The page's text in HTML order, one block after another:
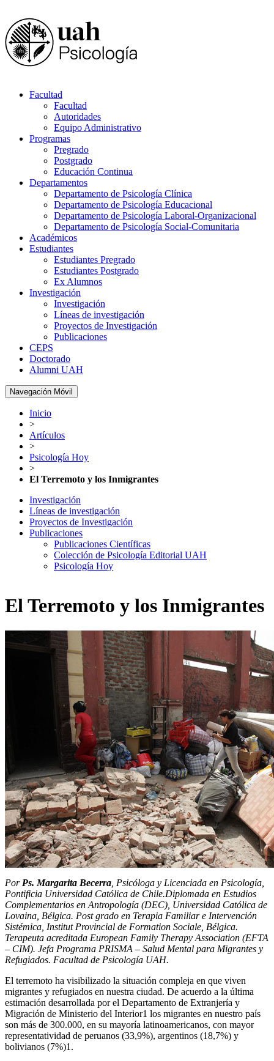
Facultad
Facultad
Autoridades
Equipo Administrativo
Programas
Pregrado
Postgrado
Educación Continua
Departamentos
Departamento de Psicología Clínica
Departamento de Psicología Educacional
Departamento de Psicología Laboral-Organizacional
Departamento de Psicología Social-Comunitaria
Académicos
Estudiantes
Estudiantes Pregrado
Estudiantes Postgrado
Ex Alumnos
Investigación
Investigación
Líneas de investigación
Proyectos de Investigación
Publicaciones
CEPS
Doctorado
Alumni UAH
Navegación Móvil
Inicio
>
Artículos
>
Psicología Hoy
>
El Terremoto y los Inmigrantes
Investigación
Líneas de investigación
Proyectos de Investigación
Publicaciones
Publicaciones Científicas
Colección de Psicología Editorial UAH
Psicología Hoy
El Terremoto y los Inmigrantes
Por Ps. Margarita Becerra , Psicóloga y Licenciada en Psicología,
Pontificia Universidad Católica de Chile.Diplomada en Estudios
Complementarios en Antropología (DEC), Universidad Católica de
Lovaina, Bélgica. Post grado en Terapia Familiar e Intervención
Sistémica, Institut Provincial de Formation Sociale, Bélgica.
Terapeuta acreditada European Family Therapy Association (EFTA
– CIM). Jefa Programa PRISMA – Salud Mental para Migrantes y
Refugiados. Facultad de Psicología UAH.
El terremoto ha visibilizado la situación compleja en que viven
migrantes y refugiados en nuestra ciudad. De acuerdo a la última
estimación desarrollada por el Departamento de Extranjería y
Migración de Ministerio del Interior1 los migrantes en nuestro país
son más de 300.000, en su mayoría latinoamericanos, con mayor
representatividad de peruanos (33,9%), argentinos (18,7%) y
bolivianos (7%)1.